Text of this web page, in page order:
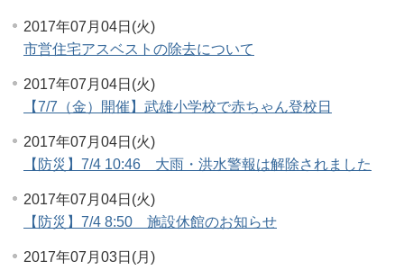
2017年07月04日(火)
市営住宅アスベストの除去について
2017年07月04日(火)
【7/7（金）開催】武雄小学校で赤ちゃん登校日
2017年07月04日(火)
【防災】7/4 10:46 大雨・洪水警報は解除されました
2017年07月04日(火)
【防災】7/4 8:50 施設休館のお知らせ
2017年07月03日(月)